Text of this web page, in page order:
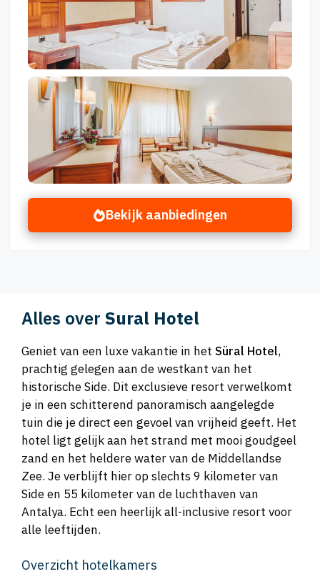
Bekijk aanbiedingen
Alles over Sural Hotel
Geniet van een luxe vakantie in het Süral Hotel,
prachtig gelegen aan de westkant van het
historische Side. Dit exclusieve resort verwelkomt
je in een schitterend panoramisch aangelegde
tuin die je direct een gevoel van vrijheid geeft. Het
hotel ligt gelijk aan het strand met mooi goudgeel
zand en het heldere water van de Middellandse
Zee. Je verblijft hier op slechts 9 kilometer van
Side en 55 kilometer van de luchthaven van
Antalya. Echt een heerlijk all-inclusive resort voor
alle leeftijden.
Overzicht hotelkamers